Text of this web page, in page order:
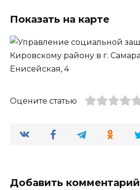
Показать на карте
Оцените статью
Добавить комментарий